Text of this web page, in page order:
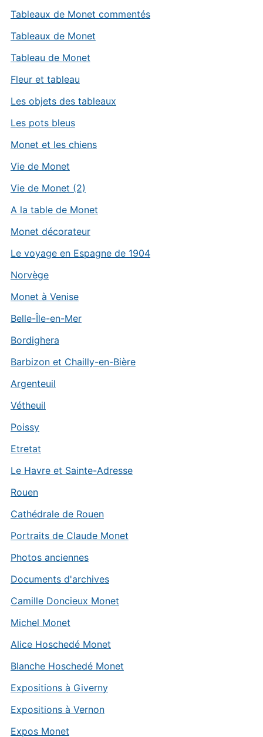
Tableaux de Monet commentés
Tableaux de Monet
Tableau de Monet
Fleur et tableau
Les objets des tableaux
Les pots bleus
Monet et les chiens
Vie de Monet
Vie de Monet (2)
A la table de Monet
Monet décorateur
Le voyage en Espagne de 1904
Norvège
Monet à Venise
Belle-Île-en-Mer
Bordighera
Barbizon et Chailly-en-Bière
Argenteuil
Vétheuil
Poissy
Etretat
Le Havre et Sainte-Adresse
Rouen
Cathédrale de Rouen
Portraits de Claude Monet
Photos anciennes
Documents d'archives
Camille Doncieux Monet
Michel Monet
Alice Hoschedé Monet
Blanche Hoschedé Monet
Expositions à Giverny
Expositions à Vernon
Expos Monet